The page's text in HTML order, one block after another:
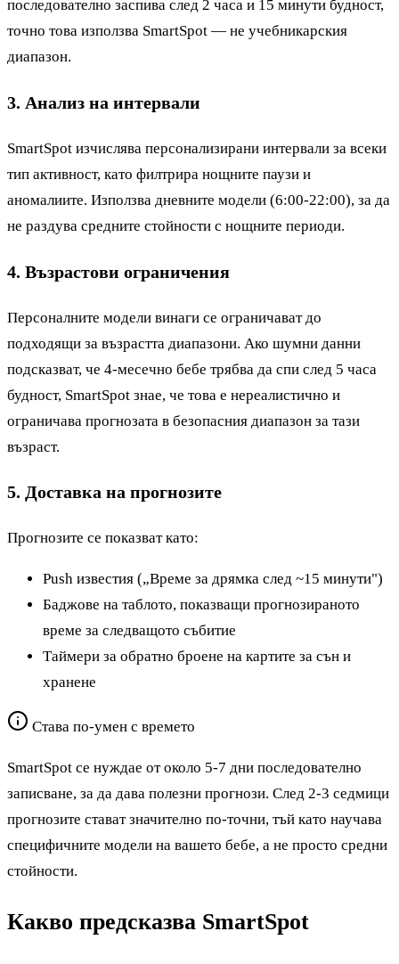
последователно заспива след 2 часа и 15 минути будност,
точно това използва SmartSpot — не учебникарския
диапазон.
3. Анализ на интервали
SmartSpot изчислява персонализирани интервали за всеки
тип активност, като филтрира нощните паузи и
аномалиите. Използва дневните модели (6:00-22:00), за да
не раздува средните стойности с нощните периоди.
4. Възрастови ограничения
Персоналните модели винаги се ограничават до
подходящи за възрастта диапазони. Ако шумни данни
подсказват, че 4-месечно бебе трябва да спи след 5 часа
будност, SmartSpot знае, че това е нереалистично и
ограничава прогнозата в безопасния диапазон за тази
възраст.
5. Доставка на прогнозите
Прогнозите се показват като:
Push известия („Време за дрямка след ~15 минути")
Баджове на таблото, показващи прогнозираното
време за следващото събитие
Таймери за обратно броене на картите за сън и
хранене
Става по-умен с времето
SmartSpot се нуждае от около 5-7 дни последователно
записване, за да дава полезни прогнози. След 2-3 седмици
прогнозите стават значително по-точни, тъй като научава
специфичните модели на вашето бебе, а не просто средни
стойности.
Какво предсказва SmartSpot